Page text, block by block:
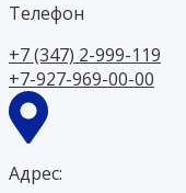
Телефон
+7 (347) 2-999-119
+7-927-969-00-00
Адрес: